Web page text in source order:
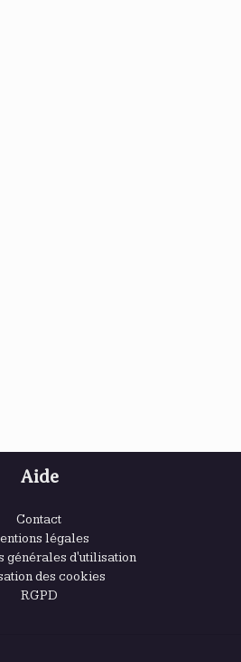
Aide
Contact
légales
générales d'utilisation
des cookies
RGPD